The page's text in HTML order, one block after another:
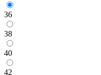
36
38
40
42